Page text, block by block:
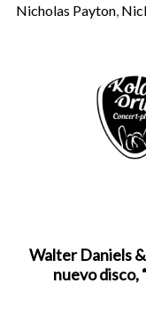
Nicholas Payton,
Walter Daniels
nuevo disco,